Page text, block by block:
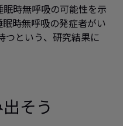
時無呼吸の可能性を示
時無呼吸の発症者がい
つという、研究結果に
そう